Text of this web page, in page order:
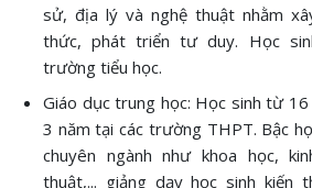
sử, địa lý và nghệ thuật nhằm
thức, phát triển tư duy. Học
trường tiểu học.
Giáo dục trung học: Học sinh từ
3 năm tại các trường THPT. Bậc
chuyên ngành như khoa học,
thuật,... giảng dạy học sinh kiến